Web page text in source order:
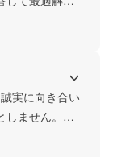
実に向き合い
ません。